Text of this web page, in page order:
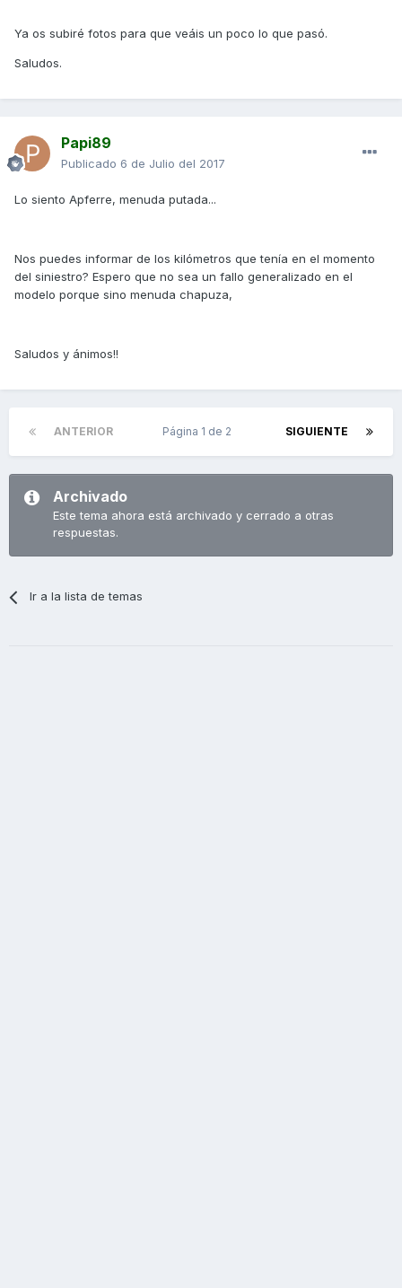
Ya os subiré fotos para que veáis un poco lo que pasó.
Saludos.
Papi89
Publicado 6 de Julio del 2017
Lo siento Apferre, menuda putada...
Nos puedes informar de los kilómetros que tenía en el momento
del siniestro? Espero que no sea un fallo generalizado en el
modelo porque sino menuda chapuza,
Saludos y ánimos!!
ANTERIOR SIGUIENTE
Página 1 de 2
Archivado
Este tema ahora está archivado y cerrado a otras
respuestas.
Ir a la lista de temas